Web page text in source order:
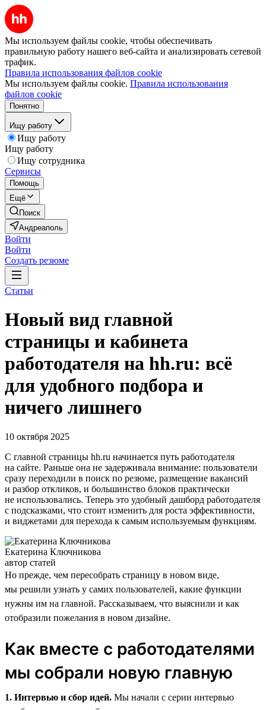
Мы используем файлы cookie, чтобы обеспечивать
правильную работу нашего веб-сайта и анализировать сетевой
трафик.
Правила использования файлов cookie
Мы используем файлы cookie. Правила использования
файлов cookie
Понятно
Ищу работу
Ищу работу
Ищу работу
Ищу сотрудника
Сервисы
Помощь
Ещё
Поиск
Андреаполь
Войти
Войти
Создать резюме
Статьи
Новый вид главной
страницы и кабинета
работодателя на hh.ru: всё
для удобного подбора и
ничего лишнего
10 октября 2025
C главной страницы hh.ru начинается путь работодателя
на сайте. Раньше она не задерживала внимание: пользователи
сразу переходили в поиск по резюме, размещение вакансий
и разбор откликов, и большинство блоков практически
не использовались. Теперь это удобный дашборд работодателя
с подсказками, что стоит изменить для роста эффективности,
и виджетами для перехода к самым используемым функциям.
Екатерина Ключникова
автор статей
Но прежде, чем пересобрать страницу в новом виде,
мы решили узнать у самих пользователей, какие функции
нужны им на главной. Рассказываем, что выяснили и как
отобразили пожелания в новом дизайне.
Как вместе с работодателями
мы собрали новую главную
1. Интервью и сбор идей. Мы начали с серии интервью